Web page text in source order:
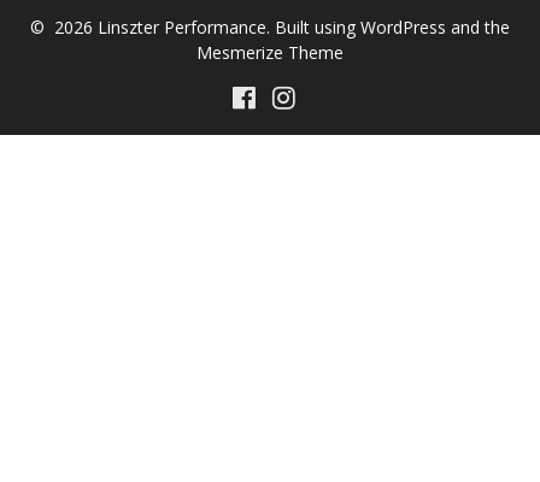
© 2026 Linszter Performance. Built using WordPress and the
Mesmerize Theme